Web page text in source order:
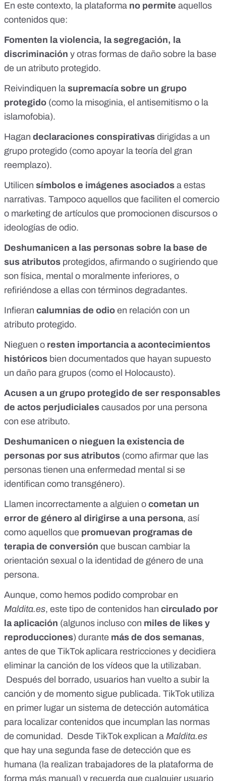
En este contexto, la plataforma no permite aquellos
contenidos que:
Fomenten la violencia, la segregación, la
discriminación y otras formas de daño sobre la base
de un atributo protegido.
Reivindiquen la supremacía sobre un grupo
protegido (como la misoginia, el antisemitismo o la
islamofobia).
Hagan declaraciones conspirativas dirigidas a un
grupo protegido (como apoyar la teoría del gran
reemplazo).
Utilicen símbolos e imágenes asociados a estas
narrativas. Tampoco aquellos que faciliten el comercio
o marketing de artículos que promocionen discursos o
ideologías de odio.
Deshumanicen a las personas sobre la base de
sus atributos protegidos, afirmando o sugiriendo que
son física, mental o moralmente inferiores, o
refiriéndose a ellas con términos degradantes.
Infieran calumnias de odio en relación con un
atributo protegido.
Nieguen o resten importancia a acontecimientos
históricos bien documentados que hayan supuesto
un daño para grupos (como el Holocausto).
Acusen a un grupo protegido de ser responsables
de actos perjudiciales causados por una persona
con ese atributo.
Deshumanicen o nieguen la existencia de
personas por sus atributos (como afirmar que las
personas tienen una enfermedad mental si se
identifican como transgénero).
Llamen incorrectamente a alguien o cometan un
error de género al dirigirse a una persona, así
como aquellos que promuevan programas de
terapia de conversión que buscan cambiar la
orientación sexual o la identidad de género de una
persona.
Aunque, como hemos podido comprobar en
Maldita.es, este tipo de contenidos han circulado por
la aplicación (algunos incluso con miles de likes y
reproducciones) durante más de dos semanas,
antes de que TikTok aplicara restricciones y decidiera
eliminar la canción de los vídeos que la utilizaban.
Después del borrado, usuarios han vuelto a subir la
canción y de momento sigue publicada. TikTok utiliza
en primer lugar un sistema de detección automática
para localizar contenidos que incumplan las normas
de comunidad. Desde TikTok explican a Maldita.es
que hay una segunda fase de detección que es
humana (la realizan trabajadores de la plataforma de
forma más manual) y recuerda que cualquier usuario